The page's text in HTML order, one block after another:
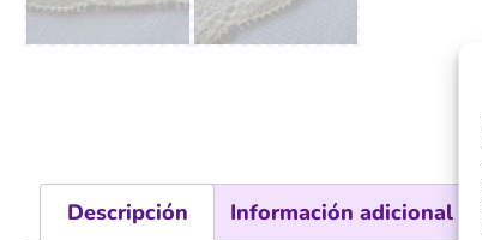
Descripción Información adicional